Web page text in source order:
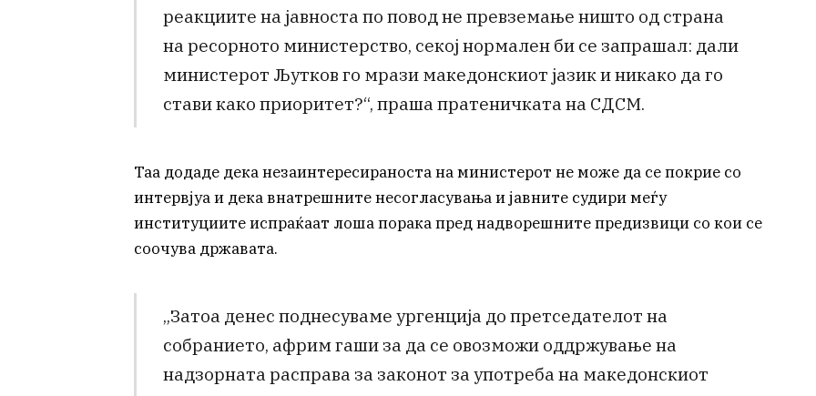
реакциите на јавноста по повод не превземање ништо од страна
на ресорното министерство, секој нормален би се запрашал: дали
министерот Љутков го мрази македонскиот јазик и никако да го
стави како приоритет?“, праша пратеничката на СДСМ.
Таа додаде дека незаинтересираноста на министерот не може да се покрие со
интервјуа и дека внатрешните несогласувања и јавните судири меѓу
институциите испраќаат лоша порака пред надворешните предизвици со кои се
соочува државата.
„Затоа денес поднесуваме ургенција до претседателот на
собранието, африм гаши за да се овозможи оддржување на
надзорната расправа за законот за употреба на македонскиот